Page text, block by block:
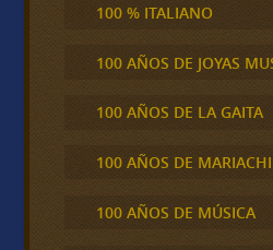
100 % ITALIANO
100 AÑOS DE JOYAS
100 AÑOS DE LA GAITA
100 AÑOS DE MARIACHI
100 AÑOS DE MÚSICA